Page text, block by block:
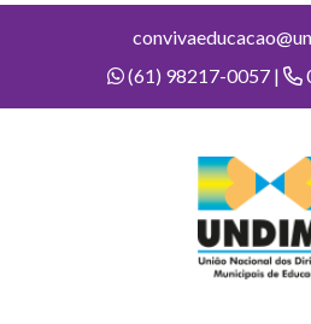
(61) 98217-0057 |